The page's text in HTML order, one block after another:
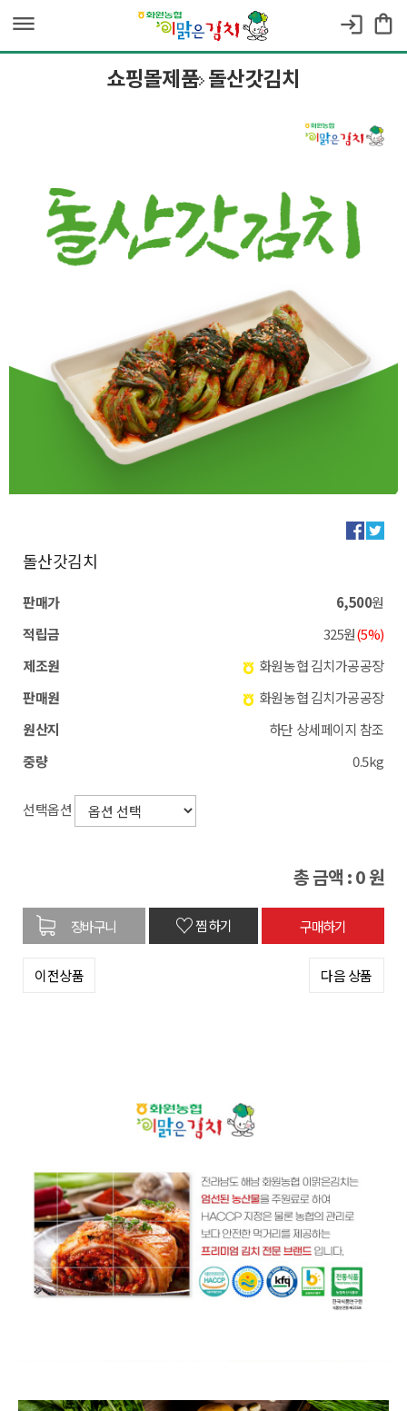
dehaze login shopping_bag
쇼핑몰제품돌산갓김치
돌산갓김치
판매가 6,500원
적립금
325원(5%)
제조원
화원농협 김치가공공장
판매원
화원농협 김치가공공장
원산지
하단 상세페이지 참조
중량
0.5kg
선택옵션
총 금액 :0원
♡찜하기
이전상품 다음 상품